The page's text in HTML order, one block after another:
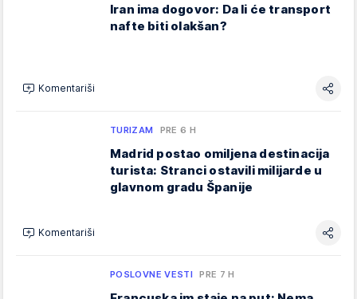
Iran ima dogovor: Da li će transport
nafte biti olakšan?
Komentariši
TURIZAM PRE 6 H
Madrid postao omiljena destinacija
turista: Stranci ostavili milijarde u
glavnom gradu Španije
Komentariši
POSLOVNE VESTI PRE 7 H